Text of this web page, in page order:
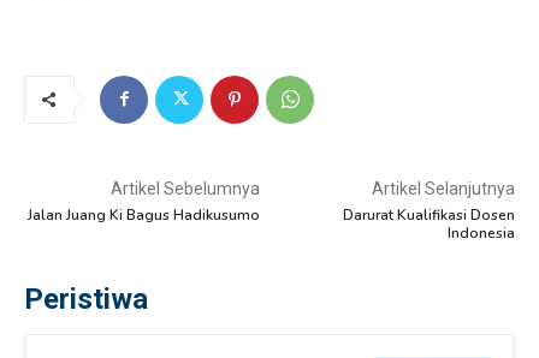
Artikel Sebelumnya
Jalan Juang Ki Bagus Hadikusumo
Artikel Selanjutnya
Darurat Kualifikasi Dosen
Indonesia
Peristiwa